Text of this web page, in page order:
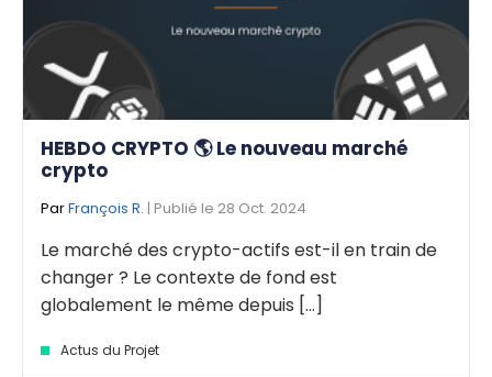
HEBDO CRYPTO 🌎 Le nouveau marché
crypto
ParFrançois R. | Publié le 28 Oct. 2024
Le marché des crypto-actifs est-il en train de
changer ? Le contexte de fond est
globalement le même depuis [...]
Actus du Projet